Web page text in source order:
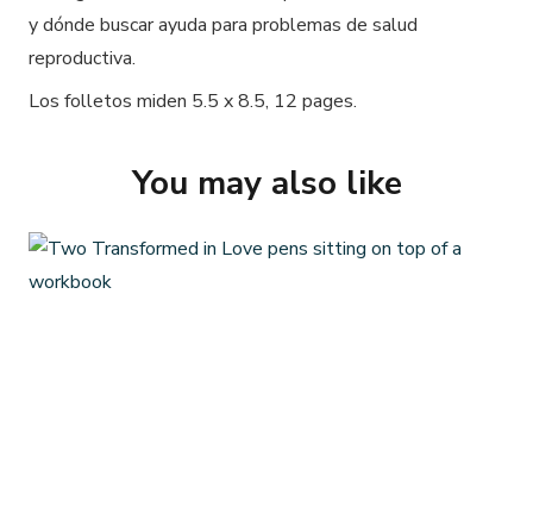
y dónde buscar ayuda para problemas de salud
reproductiva.
Los folletos miden 5.5 x 8.5, 12 pages.
You may also like